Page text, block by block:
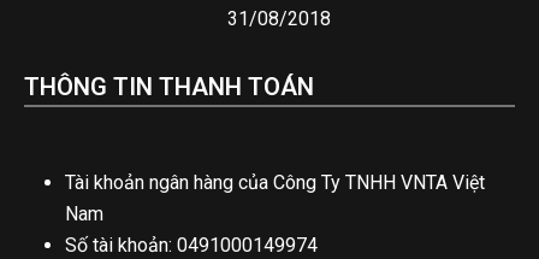
31/08/2018
THÔNG TIN THANH TOÁN
Tài khoản ngân hàng của Công Ty TNHH VNTA Việt
Nam
Số tài khoản: 0491000149974